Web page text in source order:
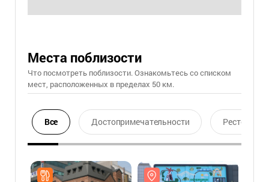
Места поблизости
Что посмотреть поблизости. Ознакомьтесь со списком
мест, расположенных в пределах 50 км.
Все Достопримечательности Ресторан